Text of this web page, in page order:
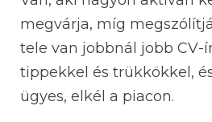
megvárja, míg
tele van jobbnál jobb CV-
tippekkel és trükkökkel,
ügyes, elkél a piacon.